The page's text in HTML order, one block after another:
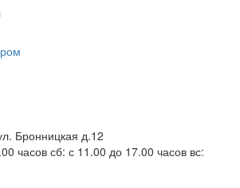
Бронницкая д.12
часов сб: с 11.00 до 17.00 часов вс: